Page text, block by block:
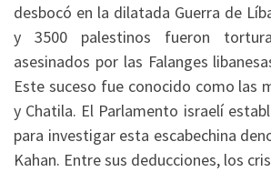
desbocó en la dilatada Guerra de
y 3500 palestinos fueron
asesinados por las Falanges
Este suceso fue conocido como las
y Chatila. El Parlamento israelí
para investigar esta escabechina
Kahan. Entre sus deducciones, los